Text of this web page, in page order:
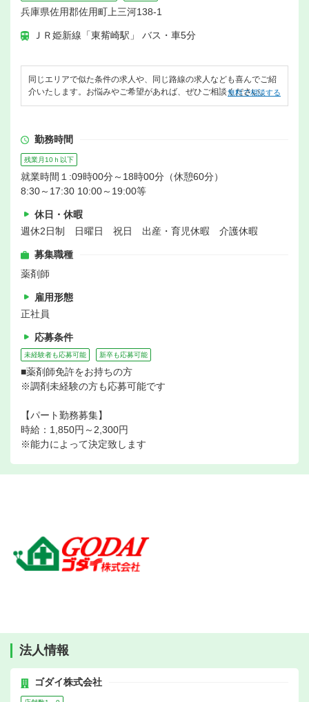
兵庫県佐用郡佐用町上三河138-1
ＪＲ姫新線「東觜崎駅」 バス・車5分
同じエリアで似た条件の求人や、同じ路線の求人なども喜んでご紹
介いたします。お悩みやご希望があれば、ぜひご相談ください。
無料で相談する
勤務時間
残業月10ｈ以下
就業時間１:09時00分～18時00分（休憩60分）
8:30～17:30 10:00～19:00等
休日・休暇
週休2日制 日曜日 祝日 出産・育児休暇 介護休暇
募集職種
薬剤師
雇用形態
正社員
応募条件
未経験者も応募可能 新卒も応募可能
■薬剤師免許をお持ちの方
※調剤未経験の方も応募可能です
【パート勤務募集】
時給：1,850円～2,300円
※能力によって決定致します
法人情報
ゴダイ株式会社